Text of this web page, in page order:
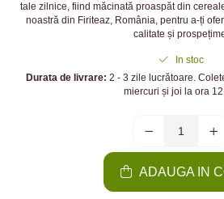
tale zilnice, fiind măcinată proaspăt din
noastră din Firiteaz, România, pentru a-ți
calitate și
In stoc
Durata de livrare: 2 - 3 zile lucrătoare.
miercuri și joi la ora
ADAUGA IN